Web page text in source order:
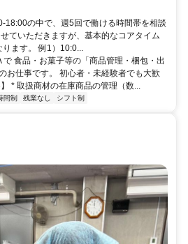
て、時給UPあり。
18:00の中で、週5回で働ける時間帯を相談
ていただきますが、基本的なコアタイム
ます。 例1）10:0...
で 食品・お菓子等の「商品管理・梱包・出
お仕事です。 初心者・未経験者でも大歓
* 取扱商材の在庫商品の管理（数...
間制 残業なし シフト制